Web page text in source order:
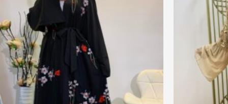
a
plusieurs
variations.
Les
options
peuvent
être
choisies